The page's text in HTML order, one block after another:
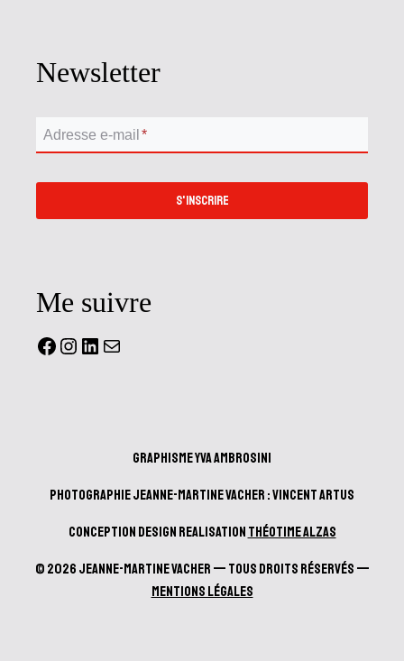
Newsletter
Adresse e-mail *
S'INSCRIRE
Me suivre
Facebook
Instagram
LinkedIn
Mail
Graphisme Yva Ambrosini
Photographie Jeanne-Martine Vacher : Vincent Artus
Conception design realisation Théotime Alzas
© 2026 Jeanne-Martine Vacher — Tous droits réservés —
Mentions Légales